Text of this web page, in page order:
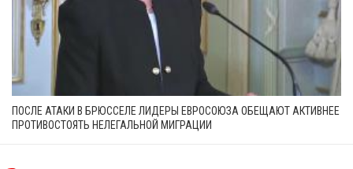
ПОСЛЕ АТАКИ В БРЮССЕЛЕ ЛИДЕРЫ ЕВРОСОЮЗА ОБЕЩАЮТ АКТИВНЕЕ
ПРОТИВОСТОЯТЬ НЕЛЕГАЛЬНОЙ МИГРАЦИИ